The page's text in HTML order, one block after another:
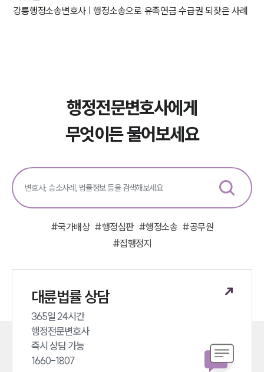
강릉행정소송변호사 | 행정소송으로 유족연금 수급권 되찾은 사례
행정전문변호사에게
무엇이든 물어보세요
#국가배상 #행정심판 #행정소송 #공무원
#집행정지
대륜법률 상담
365일 24시간
행정전문변호사
즉시 상담 가능
1660-1807